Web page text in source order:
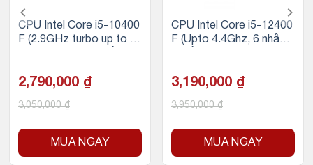
CPU Intel Core i5-10400
F (2.9GHz turbo up to 4.
ket Intel LGA 1200
2,790,000 ₫
3,050,000₫
MUA NGAY
CPU Intel Core i5-12400
F (Upto 4.4Ghz, 6 nhân 1
3,190,000 ₫
3,950,000₫
MUA NGAY